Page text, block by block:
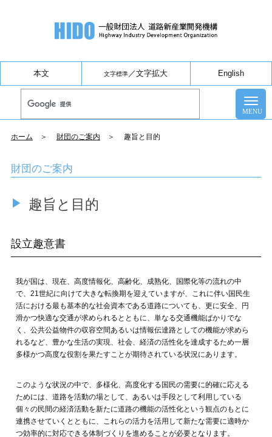
本文 文字標準／文字拡大 English
ホーム ＞ 財団のご案内 ＞ 趣旨と目的
財団のご案内
趣旨と目的
設立趣意書
我が国は、現在、高度情報化、高齢化、成熟化、国際化等の流れの中
で、21世紀に向けて大きな転換期を迎えていますが、これに伴い国民生
活における最も基本的な社会資本である道路についても、更に安全、円
滑かつ快適な交通が求められるとともに、単なる交通機能ばかりでな
く、公共公益物件の収容空間あるいは情報伝達路としての機能が求めら
れるなど、豊かな生活の実現、社会、経済の活性化を達成するため一層
多様かつ高度な役割を果たすことが期待されている状況にあります。
このような状況の中で、多様化、高度化する国民の需要に的確に応える
ためには、道路を活動の場として、あるいは手段として利用している
個々の民間の経済活動を新たに道路の機能の活性化という観点のもとに
連携させていくとともに、これらの活力を活用して新たな需要に適時か
つ効率的に対応できる体制づくりを進めることが必要となります。